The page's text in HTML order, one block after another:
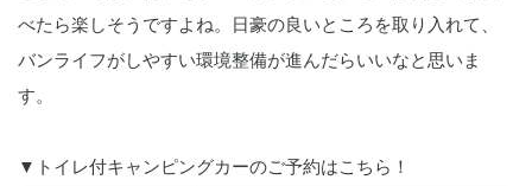
べたら楽しそうですよね。日豪の良いところを取り入れて、
バンライフがしやすい環境整備が進んだらいいなと思いま
す。
▼トイレ付キャンピングカーのご予約はこちら！